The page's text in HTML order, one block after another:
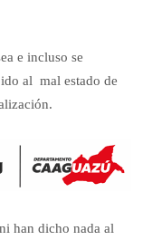
e incluso se
al mal estado de
han dicho nada al